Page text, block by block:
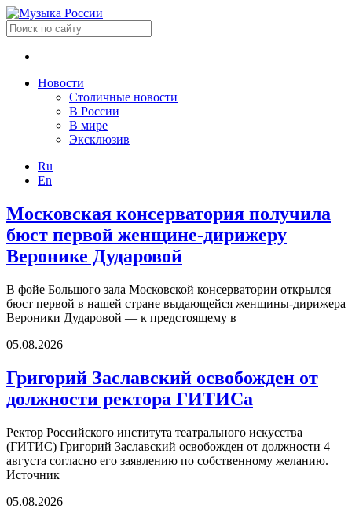
Новости
Столичные новости
В России
В мире
Эксклюзив
Ru
En
Московская консерватория получила
бюст первой женщине-дирижеру
Веронике Дударовой
В фойе Большого зала Московской консерватории открылся
бюст первой в нашей стране выдающейся женщины-дирижера
Вероники Дударовой — к предстоящему в
05.08.2026
Григорий Заславский освобожден от
должности ректора ГИТИСа
Ректор Российского института театрального искусства
(ГИТИС) Григорий Заславский освобожден от должности 4
августа согласно его заявлению по собственному желанию.
Источник
05.08.2026